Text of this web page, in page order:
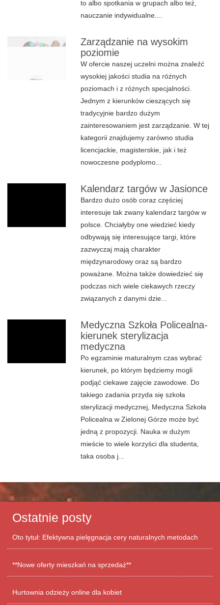
to albo spotkania w grupach albo też,
nauczanie indywidualne....
Zarządzanie na wysokim
poziomie
W ofercie naszej uczelni można znaleźć
wysokiej jakości studia na różnych
poziomach i z różnych specjalności.
Jednym z kierunków cieszących się
tradycyjnie bardzo dużym
zainteresowaniem jest zarządzanie. W tej
kategorii znajdujemy zarówno studia
licencjackie, magisterskie, jak i też
nowoczesne podyplomo...
Kalendarz targów w Jasionce
Bardzo dużo osób coraz częściej
interesuje tak zwany kalendarz targów w
polsce. Chciałyby one wiedzieć kiedy
odbywają się interesujące targi, które
zazwyczaj mają charakter
międzynarodowy oraz są bardzo
poważane. Można także dowiedzieć się
podczas nich wiele ciekawych rzeczy
związanych z danymi dzie...
Medyczna Szkoła Policealna-
kierunek sterylizacja
medyczna
Po egzaminie maturalnym czas wybrać
kierunek, po którym będziemy mogli
podjąć ciekawe zajęcie zawodowe. Do
takiego zadania przyda się szkoła
sterylizacji medycznej, Medyczna Szkoła
Policealna w Zielonej Górze może być
jedną z propozycji. Nauka w dużym
mieście to wiele korzyści dla studenta,
taka osoba j...
Ostatnie posty
Oto tytuł: Efektywna pielęgnacja cery naturalnych metodach
**Nowe oferty mieszkań na sprzedaż**
Hurtownia odzieży online dla kobiet